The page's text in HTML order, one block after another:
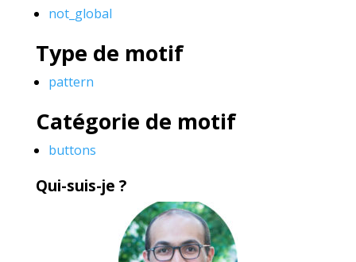
not_global
Type de motif
pattern
Catégorie de motif
buttons
Qui-suis-je ?